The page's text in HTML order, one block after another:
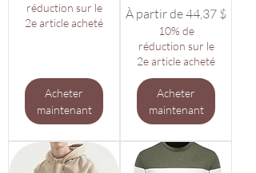
réduction sur le
2e article acheté
Acheter
maintenant
À partir de44,37 $
Prix promotionnel
10% de
réduction sur le
2e article acheté
Acheter
maintenant